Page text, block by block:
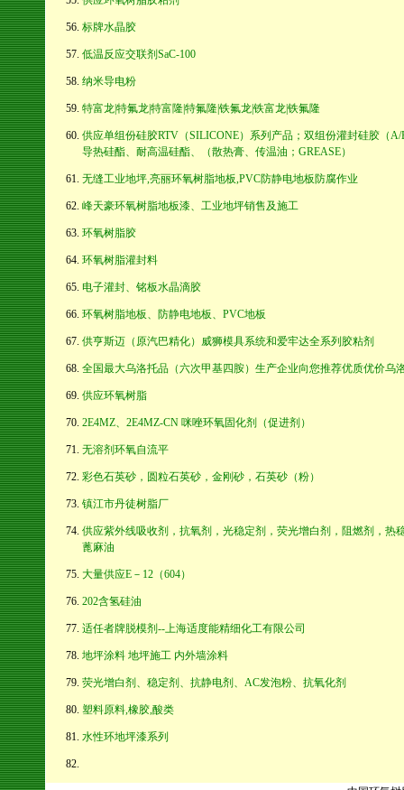
标牌水晶胶
低温反应交联剂SaC-100
纳米导电粉
特富龙|特氟龙|特富隆|特氟隆|铁氟龙|铁富龙|铁氟隆
供应单组份硅胶RTV（SILICONE）系列产品；双组份灌封硅胶（
导热硅酯、耐高温硅酯、（散热膏、传温油；GREASE）
无缝工业地坪,亮丽环氧树脂地板,PVC防静电地板防腐作业
峰天豪环氧树脂地板漆、工业地坪销售及施工
环氧树脂胶
环氧树脂灌封料
电子灌封、铭板水晶滴胶
环氧树脂地板、防静电地板、PVC地板
供亨斯迈（原汽巴精化）威狮模具系统和爱牢达全系列胶粘剂
全国最大乌洛托品（六次甲基四胺）生产企业向您推荐优质优价乌
供应环氧树脂
2E4MZ、2E4MZ-CN 咪唑环氧固化剂（促进剂）
无溶剂环氧自流平
彩色石英砂，圆粒石英砂，金刚砂，石英砂（粉）
镇江市丹徒树脂厂
供应紫外线吸收剂，抗氧剂，光稳定剂，荧光增白剂，阻燃剂，热
蓖麻油
大量供应E－12（604）
202含氢硅油
适任者牌脱模剂--上海适度能精细化工有限公司
地坪涂料 地坪施工 内外墙涂料
荧光增白剂、稳定剂、抗静电剂、AC发泡粉、抗氧化剂
塑料原料,橡胶,酸类
水性环地坪漆系列